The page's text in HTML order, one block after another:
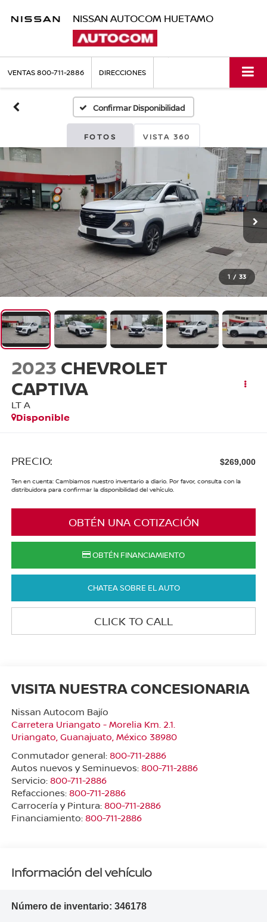
NISSAN AUTOCOM HUETAMO
VENTAS800-711-2886 DIRECCIONES
Confirmar Disponibilidad
FOTOS VISTA 360
1 / 33
2023 CHEVROLET
CAPTIVA
LT A
Disponible
PRECIO: $269,000
Ten en cuenta: Cambiamos nuestro inventario a diario. Por favor, consulta con la
distribuidora para confirmar la disponibilidad del vehículo.
OBTÉN UNA COTIZACIÓN
OBTÉN FINANCIAMIENTO
CHATEA SOBRE EL AUTO
CLICK TO CALL
VISITA NUESTRA CONCESIONARIA
Nissan Autocom Bajío
Carretera Uriangato - Morelia Km. 2.1.
Uriangato, Guanajuato, México 38980
Conmutador general: 800-711-2886
Autos nuevos y Seminuevos: 800-711-2886
Servicio: 800-711-2886
Refacciones: 800-711-2886
Carrocería y Pintura: 800-711-2886
Financiamiento: 800-711-2886
Información del vehículo
Número de inventario: 346178